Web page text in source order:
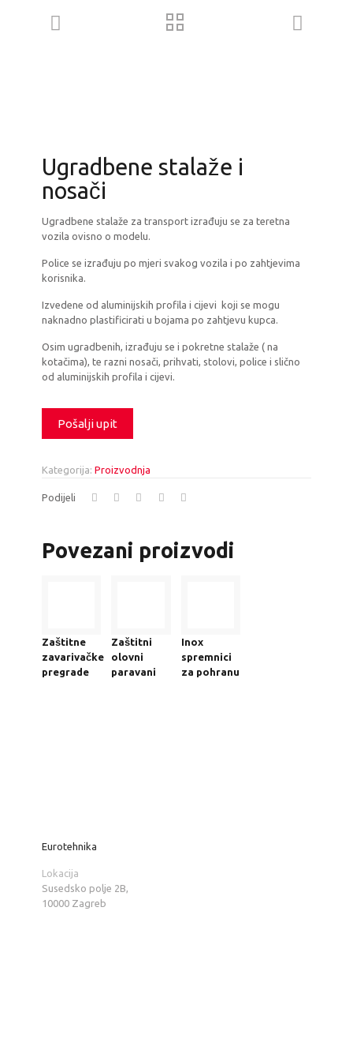
Ugradbene stalaže i
nosači
Ugradbene stalaže za transport izrađuju se za teretna
vozila ovisno o modelu.
Police se izrađuju po mjeri svakog vozila i po zahtjevima
korisnika.
Izvedene od aluminijskih profila i cijevi koji se mogu
naknadno plastificirati u bojama po zahtjevu kupca.
Osim ugradbenih, izrađuju se i pokretne stalaže ( na
kotačima), te razni nosači, prihvati, stolovi, police i slično
od aluminijskih profila i cijevi.
Pošalji upit
Kategorija: Proizvodnja
Podijeli
Povezani proizvodi
Zaštitne
zavarivačke
pregrade
Zaštitni
olovni
paravani
Inox
spremnici
za pohranu
Eurotehnika
Lokacija
Susedsko polje 2B,
10000 Zagreb